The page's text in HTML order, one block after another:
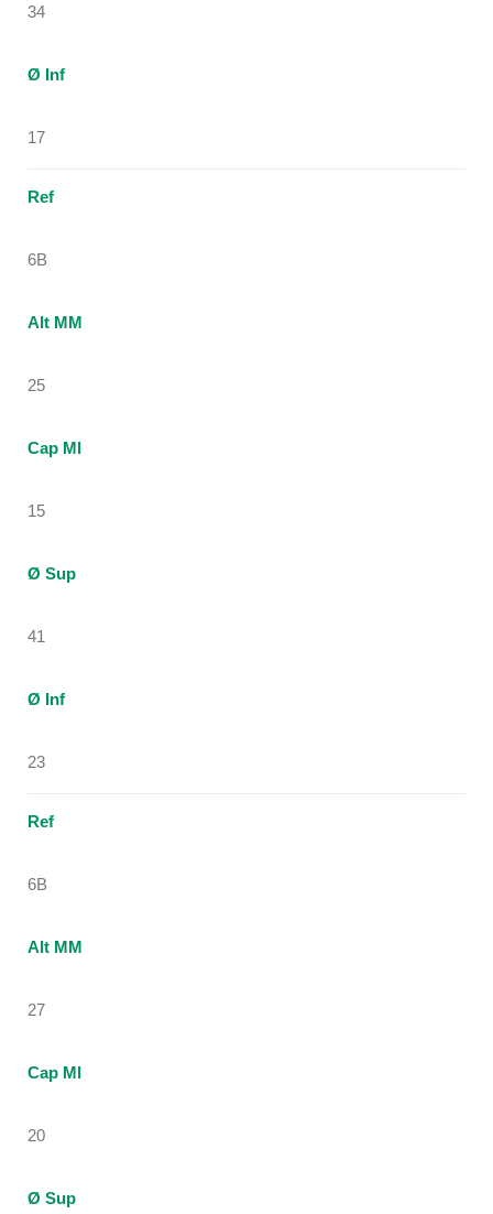
34
Ø Inf
17
Ref
6B
Alt MM
25
Cap Ml
15
Ø Sup
41
Ø Inf
23
Ref
6B
Alt MM
27
Cap Ml
20
Ø Sup